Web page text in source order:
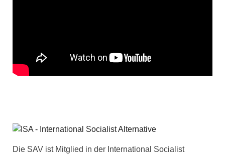
Die SAV ist Mitglied in der International Socialist